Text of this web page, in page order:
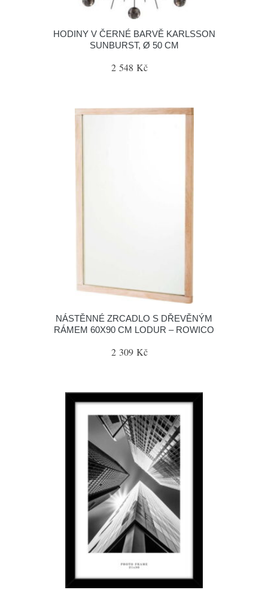
HODINY V ČERNÉ BARVĚ KARLSSON
SUNBURST, Ø 50 CM
2 548 Kč
NÁSTĚNNÉ ZRCADLO S DŘEVĚNÝM
RÁMEM 60X90 CM LODUR – ROWICO
2 309 Kč